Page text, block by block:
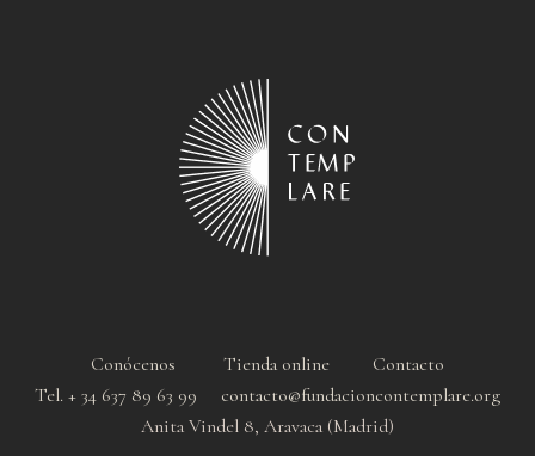
Conócenos Tienda online
Contacto
Tel. + 34 637 89 63 99 contacto@fundacioncontemplare.org
Anita Vindel 8, Aravaca (Madrid)